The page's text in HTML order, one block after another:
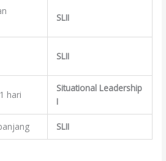
SLII
SLII
hari
Situational Leadership
I
SLII